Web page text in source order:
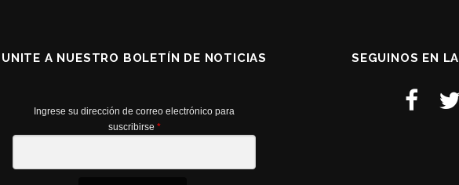
UNITE A NUESTRO BOLETÍN DE NOTICIAS
Ingrese su dirección de correo electrónico para
suscribirse *
SEGUINOS EN